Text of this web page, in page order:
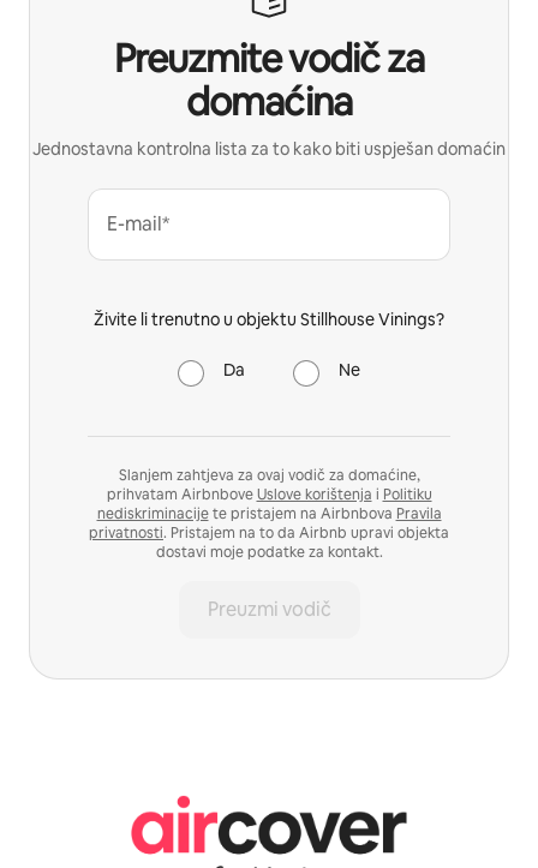
Preuzmite vodič za
domaćina
Jednostavna kontrolna lista za to kako biti uspješan domaćin
E-mail*
Živite li trenutno u objektu Stillhouse Vinings?
Da Ne
Slanjem zahtjeva za ovaj vodič za domaćine,
prihvatam AirbnboveUslove korištenja i Politiku
nediskriminacijete pristajem na Airbnbova Pravila
privatnosti. Pristajem na to da Airbnb upravi objekta
dostavi moje podatke za kontakt.
Preuzmi vodič